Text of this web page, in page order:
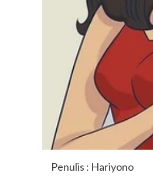
Penulis : Hariyono